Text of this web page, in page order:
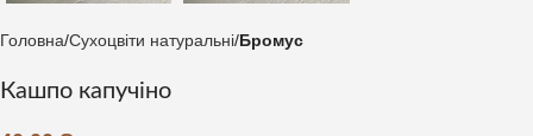
Головна Сухоцвіти натуральні Бромус
Кашпо капучіно